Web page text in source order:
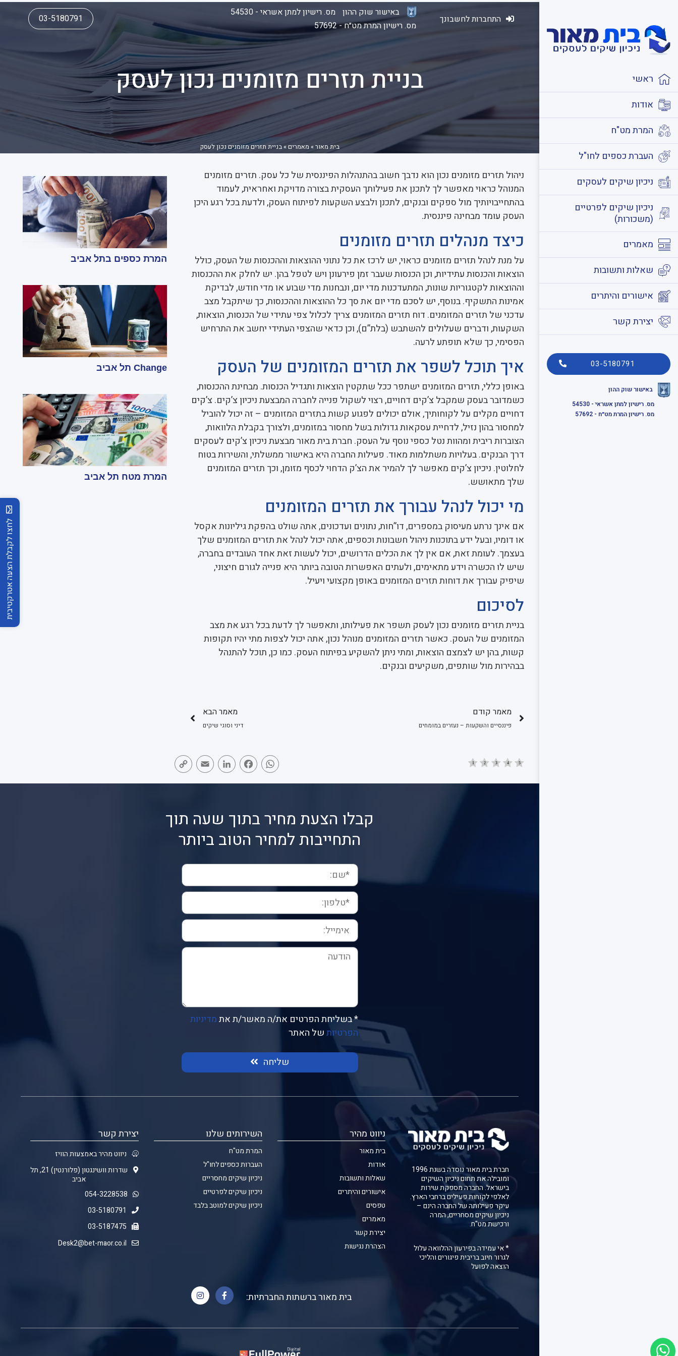
לחצו לקבלת הצעה אטרקטיבית
ראשי
אודות
המרת מט"ח
העברת כספים לחו"ל
ניכיון שיקים לעסקים
ניכיון שיקים לפרטיים
(משכורות)
מאמרים
שאלות ותשובות
אישורים והיתרים
יצירת קשר
03-5180791
באישור שוק ההון
מס. רישיון למתן אשראי - 54530
מס. רישיון המרת מט״ח - 57692
התחברות לחשבונך
באישור שוק ההון מס. רישיון למתן אשראי - 54530
מס. רישיון המרת מט״ח - 57692
03-5180791
בניית תזרים מזומנים נכון לעסק
בית מאור» מאמרים»בניית תזרים מזומנים נכון לעסק
ניהול תזרים מזומנים נכון הוא נדבך חשוב בהתנהלות הפיננסית של כל עסק. תזרים מזומנים
המנוהל כראוי מאפשר לך לתכנן את פעילותך העסקית בצורה מדויקת ואחראית, לעמוד
בהתחייבויותיך מול ספקים ובנקים, לתכנן ולבצע השקעות לפיתוח העסק, ולדעת בכל רגע היכן
העסק עומד מבחינה פיננסית.
כיצד מנהלים תזרים מזומנים
על מנת לנהל תזרים מזומנים כראוי, יש לרכז את כל נתוני ההוצאות וההכנסות של העסק, כולל
הוצאות והכנסות עתידיות, וכן הכנסות שעבר זמן פירעונן ויש לטפל בהן. יש לחלק את ההכנסות
וההוצאות לקטגוריות שונות, המתעדכנות מדי יום, ונבחנות מדי שבוע או מדי חודש, לבדיקת
אמינות התשקיף. בנוסף, יש לסכם מדי יום את סך כל ההוצאות וההכנסות, כך שיתקבל מצב
עדכני של תזרים המזומנים. דוח תזרים המזומנים צריך לכלול צפי עתידי של הכנסות, הוצאות,
השקעות, ודברים שעלולים להשתבש (בלת”ם), וכן כדאי שהצפי העתידי יחשב את התרחיש
הפסימי, כך שלא תופתע לרעה.
איך תוכל לשפר את תזרים המזומנים של העסק
באופן כללי, תזרים המזומנים ישתפר ככל שתקטין הוצאות ותגדיל הכנסות. מבחינת ההכנסות,
כשמדובר בעסק שמקבל צ’קים דחויים, רצוי לשקול פנייה לחברה המבצעת ניכיון צ’קים. צ’קים
דחויים מקלים על לקוחותיך, אולם יכולים לפגוע קשות בתזרים המזומנים – זה יכול להוביל
למחסור בהון נזיל, לדחיית עסקאות גדולות בשל מחסור במזומנים, ולצורך בקבלת הלוואות,
הצוברות ריבית ומהוות נטל כספי נוסף על העסק. חברת בית מאור מבצעת ניכיון צ’קים לעסקים
דרך הבנקים. בעלויות משתלמות מאוד. פעילות החברה היא באישור ממשלתי, והשירות בטוח
לחלוטין. ניכיון צ’קים מאפשר לך להמיר את הצ’ק הדחוי לכסף מזומן, וכך תזרים המזומנים
שלך מתאושש.
מי יכול לנהל עבורך את תזרים המזומנים
אם אינך נרתע מעיסוק במספרים, דו”חות, נתונים ועדכונים, אתה שולט בהפקת גיליונות אקסל
או דומיו, ובעל ידע בתוכנות ניהול חשבונות וכספים, אתה יכול לנהל את תזרים המזומנים שלך
בעצמך. לעומת זאת, אם אין לך את הכלים הדרושים, יכול לעשות זאת אחד העובדים בחברה,
שיש לו הכשרה וידע מתאימים, ולעתים האפשרות הטובה ביותר היא פנייה לגורם חיצוני,
שיפיק עבורך את דוחות תזרים המזומנים באופן מקצועי ויעיל.
לסיכום
בניית תזרים מזומנים נכון לעסק תשפר את פעילותו, ותאפשר לך לדעת בכל רגע את מצב
המזומנים של העסק. כאשר תזרים המזומנים מנוהל נכון, אתה יכול לצפות מתי יהיו תקופות
קשות, בהן יש לצמצם הוצאות, ומתי ניתן להשקיע בפיתוח העסק. כמו כן, תוכל להתנהל
בבהירות מול שותפים, משקיעים ובנקים.
מאמר קודם
פיננסיים והשקעות – נעזרים במומחים
מאמר הבא
דיני וסוגי שיקים
המרת כספים בתל אביב
Change תל אביב
המרת מטח תל אביב
WhatsApp
Facebook
LinkedIn
Email
קבלו הצעת מחיר בתוך שעה תוך
התחייבות למחיר הטוב ביותר
* בשליחת הפרטים את/ה מאשר/ת אתמדיניות
הפרטיותשל האתר
שליחה
חברת בית מאור נוסדה בשנת 1996
ומובילה את תחום ניכיון השיקים
בישראל. החברה מספקת שירות
לאלפי לקוחות פעילים ברחבי הארץ.
עיקר פעילותה של החברה הינם –
ניכיון שיקים מסחריים, המרה
ורכישת מט"ח.
* אי עמידה בפירעון ההלוואה עלול
לגרור חיוב בריבית פיגורים והליכי
הוצאה לפועל
ניווט מהיר
בית מאור
אודות
שאלות ותשובות
אישורים והיתרים
טפסים
מאמרים
יצירת קשר
הצהרת נגישות
השירותים שלנו
המרת מט"ח
העברות כספים לחו"ל
ניכיון שיקים מחסריים
ניכיון שיקים לפרטיים
ניכיון שיקים למוטב בלבד
יצירת קשר
ניווט מהיר באמצעות הוויז
שדרות וושינגטון (פלורנטין) 21, תל
אביב
054-3228538
03-5180791
03-5187475
Desk2@bet-maor.co.il
בית מאור ברשתות החברתיות: